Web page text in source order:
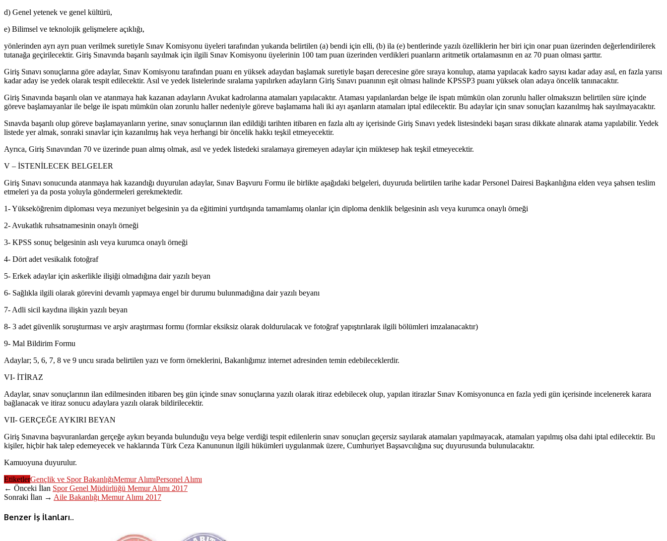
d) Genel yetenek ve genel kültürü,
e) Bilimsel ve teknolojik gelişmelere açıklığı,
yönlerinden ayrı ayrı puan verilmek suretiyle Sınav Komisyonu üyeleri tarafından yukarıda belirtilen (a) bendi için elli, (b) ila (e) bentlerinde yazılı özelliklerin her biri için onar puan üzerinden değerlendirilerek
tutanağa geçirilecektir. Giriş Sınavında başarılı sayılmak için ilgili Sınav Komisyonu üyelerinin 100 tam puan üzerinden verdikleri puanların aritmetik ortalamasının en az 70 puan olması şarttır.
Giriş Sınavı sonuçlarına göre adaylar, Sınav Komisyonu tarafından puanı en yüksek adaydan başlamak suretiyle başarı derecesine göre sıraya konulup, atama yapılacak kadro sayısı kadar aday asıl, en fazla yarısı
kadar aday ise yedek olarak tespit edilecektir. Asıl ve yedek listelerinde sıralama yapılırken adayların Giriş Sınavı puanının eşit olması halinde KPSSP3 puanı yüksek olan adaya öncelik tanınacaktır.
Giriş Sınavında başarılı olan ve atanmaya hak kazanan adayların Avukat kadrolarına atamaları yapılacaktır. Ataması yapılanlardan belge ile ispatı mümkün olan zorunlu haller olmaksızın belirtilen süre içinde
göreve başlamayanlar ile belge ile ispatı mümkün olan zorunlu haller nedeniyle göreve başlamama hali iki ayı aşanların atamaları iptal edilecektir. Bu adaylar için sınav sonuçları kazanılmış hak sayılmayacaktır.
Sınavda başarılı olup göreve başlamayanların yerine, sınav sonuçlarının ilan edildiği tarihten itibaren en fazla altı ay içerisinde Giriş Sınavı yedek listesindeki başarı sırası dikkate alınarak atama yapılabilir. Yedek
listede yer almak, sonraki sınavlar için kazanılmış hak veya herhangi bir öncelik hakkı teşkil etmeyecektir.
Ayrıca, Giriş Sınavından 70 ve üzerinde puan almış olmak, asıl ve yedek listedeki sıralamaya giremeyen adaylar için müktesep hak teşkil etmeyecektir.
V – İSTENİLECEK BELGELER
Giriş Sınavı sonucunda atanmaya hak kazandığı duyurulan adaylar, Sınav Başvuru Formu ile birlikte aşağıdaki belgeleri, duyuruda belirtilen tarihe kadar Personel Dairesi Başkanlığına elden veya şahsen teslim
etmeleri ya da posta yoluyla göndermeleri gerekmektedir.
1- Yükseköğrenim diploması veya mezuniyet belgesinin ya da eğitimini yurtdışında tamamlamış olanlar için diploma denklik belgesinin aslı veya kurumca onaylı örneği
2- Avukatlık ruhsatnamesinin onaylı örneği
3- KPSS sonuç belgesinin aslı veya kurumca onaylı örneği
4- Dört adet vesikalık fotoğraf
5- Erkek adaylar için askerlikle ilişiği olmadığına dair yazılı beyan
6- Sağlıkla ilgili olarak görevini devamlı yapmaya engel bir durumu bulunmadığına dair yazılı beyanı
7- Adli sicil kaydına ilişkin yazılı beyan
8- 3 adet güvenlik soruşturması ve arşiv araştırması formu (formlar eksiksiz olarak doldurulacak ve fotoğraf yapıştırılarak ilgili bölümleri imzalanacaktır)
9- Mal Bildirim Formu
Adaylar; 5, 6, 7, 8 ve 9 uncu sırada belirtilen yazı ve form örneklerini, Bakanlığımız internet adresinden temin edebileceklerdir.
VI- İTİRAZ
Adaylar, sınav sonuçlarının ilan edilmesinden itibaren beş gün içinde sınav sonuçlarına yazılı olarak itiraz edebilecek olup, yapılan itirazlar Sınav Komisyonunca en fazla yedi gün içerisinde incelenerek karara
bağlanacak ve itiraz sonucu adaylara yazılı olarak bildirilecektir.
VII- GERÇEĞE AYKIRI BEYAN
Giriş Sınavına başvuranlardan gerçeğe aykırı beyanda bulunduğu veya belge verdiği tespit edilenlerin sınav sonuçları geçersiz sayılarak atamaları yapılmayacak, atamaları yapılmış olsa dahi iptal edilecektir. Bu
kişiler, hiçbir hak talep edemeyecek ve haklarında Türk Ceza Kanununun ilgili hükümleri uygulanmak üzere, Cumhuriyet Başsavcılığına suç duyurusunda bulunulacaktır.
Kamuoyuna duyurulur.
EtiketlerGençlik ve Spor BakanlığıMemur AlımıPersonel Alımı
← Önceki İlan Spor Genel Müdürlüğü Memur Alımı 2017
Sonraki İlan → Aile Bakanlığı Memur Alımı 2017
Benzer İş İlanları..